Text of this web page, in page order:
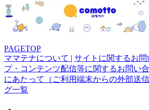
PAGETOP
ママテナについて | サイトに関するお問
プ・コンテンツ配信等に関するお問い
にあたって（ご利用端末からの外部送
グ一覧